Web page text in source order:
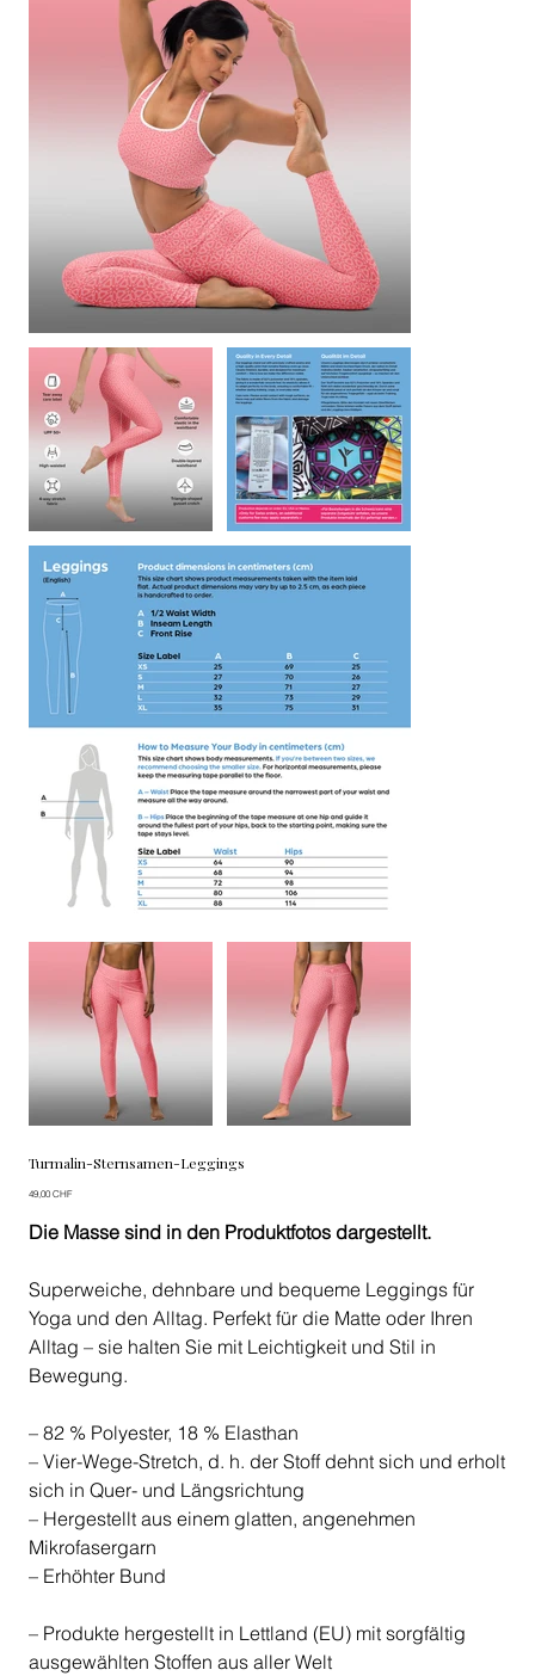
Turmalin-Sternsamen-Leggings
Preis
49,00 CHF
Die Masse sind in den Produktfotos dargestellt.
Superweiche, dehnbare und bequeme Leggings für
Yoga und den Alltag. Perfekt für die Matte oder Ihren
Alltag – sie halten Sie mit Leichtigkeit und Stil in
Bewegung.
– 82 % Polyester, 18 % Elasthan
– Vier-Wege-Stretch, d. h. der Stoff dehnt sich und erholt
sich in Quer- und Längsrichtung
– Hergestellt aus einem glatten, angenehmen
Mikrofasergarn
– Erhöhter Bund
– Produkte hergestellt in Lettland (EU) mit sorgfältig
ausgewählten Stoffen aus aller Welt